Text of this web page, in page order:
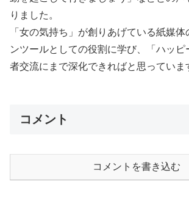
りました。
「女の気持ち」が創りあげている紙媒
ンツールとしての役割に学び、「ハッピ
者交流にまで深化できればと思っていま
コメント
コメントを書き込む